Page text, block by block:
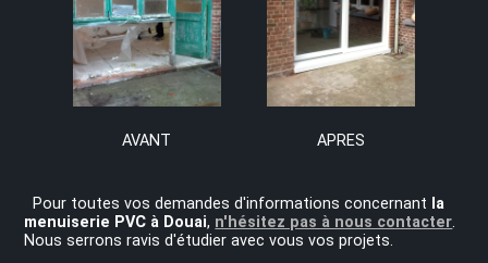
AVANT APRES
Pour toutes vos demandes d'informations concernant la
menuiserie PVC à Douai, n'hésitez pas à nous contacter.
Nous serrons ravis d'étudier avec vous vos projets.